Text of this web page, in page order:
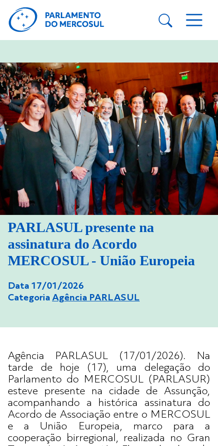
PARLASUL presente na
assinatura do Acordo
MERCOSUL - União Europeia
Data 17/01/2026
Categoria Agência PARLASUL
Agência PARLASUL (17/01/2026). Na
tarde de hoje (17), uma delegação do
Parlamento do MERCOSUL (PARLASUR)
esteve presente na cidade de Assunção,
acompanhando a histórica assinatura do
Acordo de Associação entre o MERCOSUL
e a União Europeia, marco para a
cooperação birregional, realizada no Gran